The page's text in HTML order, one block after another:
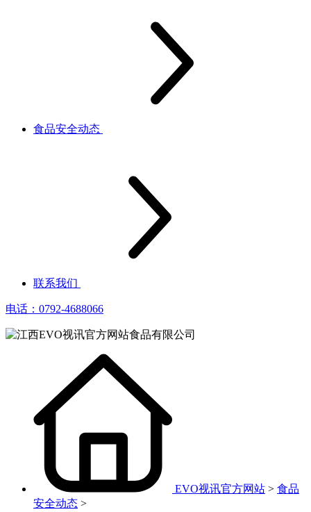
食品安全动态
联系我们
电话：0792-4688066
EVO视讯官方网站 > 食品
安全动态 >